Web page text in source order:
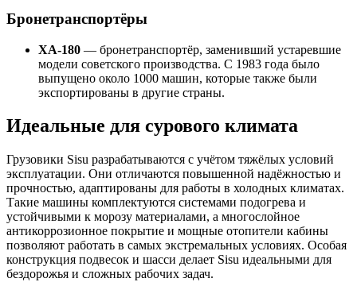
Бронетранспортёры
XA-180 — бронетранспортёр, заменивший устаревшие
модели советского производства. С 1983 года было
выпущено около 1000 машин, которые также были
экспортированы в другие страны.
Идеальные для сурового климата
Грузовики Sisu разрабатываются с учётом тяжёлых условий
эксплуатации. Они отличаются повышенной надёжностью и
прочностью, адаптированы для работы в холодных климатах.
Такие машины комплектуются системами подогрева и
устойчивыми к морозу материалами, а многослойное
антикоррозионное покрытие и мощные отопители кабины
позволяют работать в самых экстремальных условиях. Особая
конструкция подвесок и шасси делает Sisu идеальными для
бездорожья и сложных рабочих задач.